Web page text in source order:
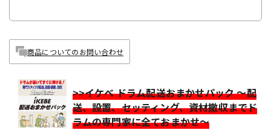
商品についてのお問い合わせ
>>イケベ ドラム配送おまかせパック ～配
送、設置、セッティング、資材撤収までド
ラムの専門家に全ておまかせ～